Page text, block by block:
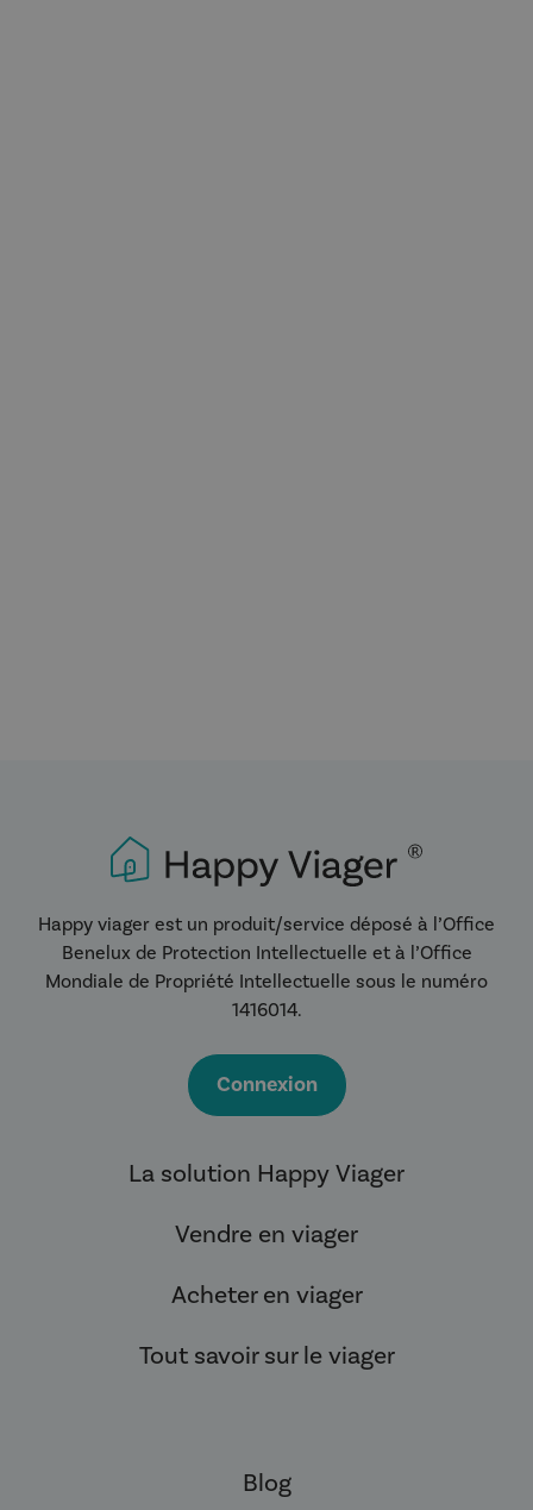
Happy viager est un produit/service déposé à l’Office
Benelux de Protection Intellectuelle et à l’Office
Mondiale de Propriété Intellectuelle sous le numéro
1416014.
Connexion
La solution Happy Viager
Vendre en viager
Acheter en viager
Tout savoir sur le viager
Blog